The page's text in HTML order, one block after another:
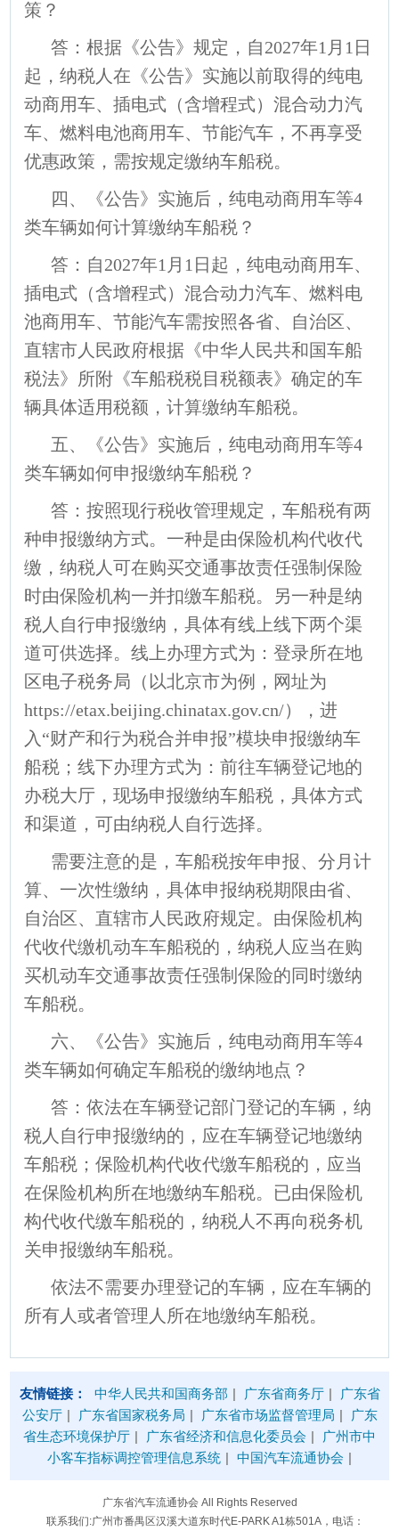
策？
答：根据《公告》规定，自2027年1月1日
起，纳税人在《公告》实施以前取得的纯电
动商用车、插电式（含增程式）混合动力汽
车、燃料电池商用车、节能汽车，不再享受
优惠政策，需按规定缴纳车船税。
四、《公告》实施后，纯电动商用车等4
类车辆如何计算缴纳车船税？
答：自2027年1月1日起，纯电动商用车、
插电式（含增程式）混合动力汽车、燃料电
池商用车、节能汽车需按照各省、自治区、
直辖市人民政府根据《中华人民共和国车船
税法》所附《车船税税目税额表》确定的车
辆具体适用税额，计算缴纳车船税。
五、《公告》实施后，纯电动商用车等4
类车辆如何申报缴纳车船税？
答：按照现行税收管理规定，车船税有两
种申报缴纳方式。一种是由保险机构代收代
缴，纳税人可在购买交通事故责任强制保险
时由保险机构一并扣缴车船税。另一种是纳
税人自行申报缴纳，具体有线上线下两个渠
道可供选择。线上办理方式为：登录所在地
区电子税务局（以北京市为例，网址为
https://etax.beijing.chinatax.gov.cn/），进
入“财产和行为税合并申报”模块申报缴纳车
船税；线下办理方式为：前往车辆登记地的
办税大厅，现场申报缴纳车船税，具体方式
和渠道，可由纳税人自行选择。
需要注意的是，车船税按年申报、分月计
算、一次性缴纳，具体申报纳税期限由省、
自治区、直辖市人民政府规定。由保险机构
代收代缴机动车车船税的，纳税人应当在购
买机动车交通事故责任强制保险的同时缴纳
车船税。
六、《公告》实施后，纯电动商用车等4
类车辆如何确定车船税的缴纳地点？
答：依法在车辆登记部门登记的车辆，纳
税人自行申报缴纳的，应在车辆登记地缴纳
车船税；保险机构代收代缴车船税的，应当
在保险机构所在地缴纳车船税。已由保险机
构代收代缴车船税的，纳税人不再向税务机
关申报缴纳车船税。
依法不需要办理登记的车辆，应在车辆的
所有人或者管理人所在地缴纳车船税。
友情链接： 中华人民共和国商务部 | 广东省商务厅 |
广东省
公安厅 | 广东省国家税务局 | 广东省市场监督管理局 |
广东
省生态环境保护厅 | 广东省经济和信息化委员会 |
广州市中
小客车指标调控管理信息系统 | 中国汽车流通协会 |
广东省汽车流通协会 All Rights Reserved
联系我们:广州市番禺区汉溪大道东时代E-PARK A1栋501A，电话：